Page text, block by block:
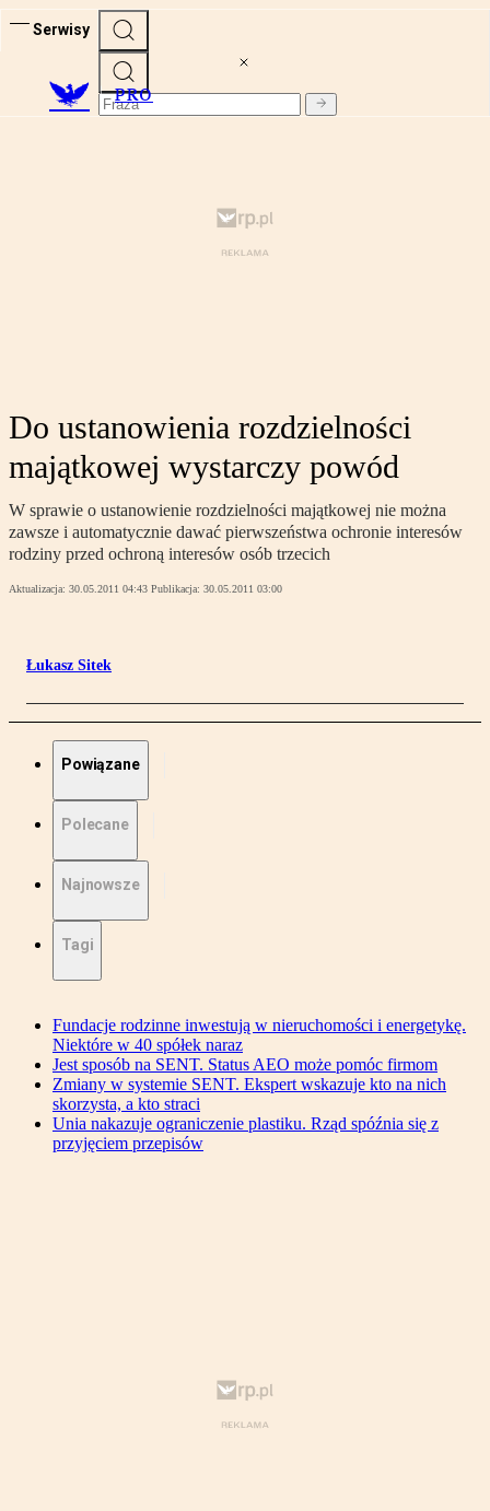
Serwisy
PRO
Do ustanowienia rozdzielności
majątkowej wystarczy powód
W sprawie o ustanowienie rozdzielności majątkowej nie można
zawsze i automatycznie dawać pierwszeństwa ochronie interesów
rodziny przed ochroną interesów osób trzecich
Aktualizacja: 30.05.2011 04:43 Publikacja: 30.05.2011 03:00
Łukasz Sitek
Powiązane
Polecane
Najnowsze
Tagi
Fundacje rodzinne inwestują w nieruchomości i energetykę.
Niektóre w 40 spółek naraz
Jest sposób na SENT. Status AEO może pomóc firmom
Zmiany w systemie SENT. Ekspert wskazuje kto na nich
skorzysta, a kto straci
Unia nakazuje ograniczenie plastiku. Rząd spóźnia się z
przyjęciem przepisów